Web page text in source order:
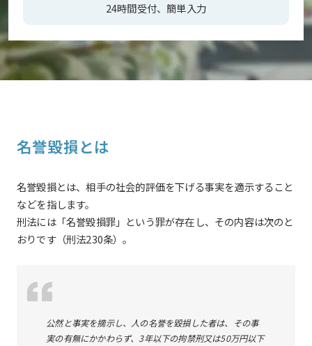
24時間受付、簡単入力
名誉毀損とは
名誉毀損とは、相手の社会的評価を下げる事実を適示すること
などを指します。
刑法には「名誉毀損罪」という罪が存在し、その内容は次のと
おりです（刑法230条）。
公然と事実を摘示し、人の名誉を毀損した者は、その事
実の有無にかかわらず、3年以下の拘禁刑又は50万円以下